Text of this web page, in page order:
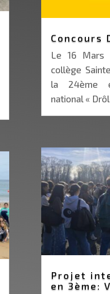
Concours
Le 16 Mars
collège
la 24ème
national «
Projet
en 3ème: